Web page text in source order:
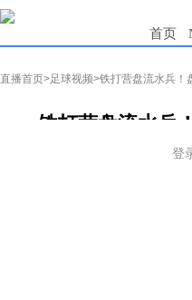
首页
直播首页>足球视频>铁打营盘流水兵！
铁打营盘流水兵
登
1.电脑端新用户可以发表评论了！